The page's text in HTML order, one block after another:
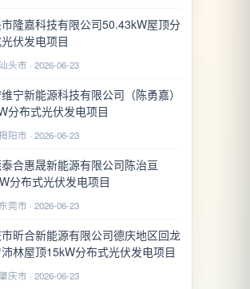
隆嘉科技有限公司50.43kW屋顶分
伏发电项目
头市 · 2026-06-23
宁新能源科技有限公司（陈勇嘉）
分布式光伏发电项目
阳市 · 2026-06-23
合惠晟新能源有限公司陈治亘
分布式光伏发电项目
莞市 · 2026-06-23
昕合新能源有限公司德庆地区回龙
林屋顶15kW分布式光伏发电项目
庆市 · 2026-06-23